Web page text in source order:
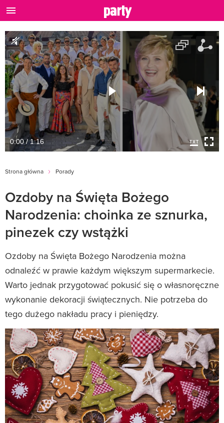
0:00 / 1:16
Strona główna Porady
Ozdoby na Święta Bożego
Narodzenia: choinka ze sznurka,
pinezek czy wstążki
Ozdoby na Święta Bożego Narodzenia można
odnaleźć w prawie każdym większym supermarkecie.
Warto jednak przygotować pokusić się o własnoręczne
wykonanie dekoracji świątecznych. Nie potrzeba do
tego dużego nakładu pracy i pieniędzy.